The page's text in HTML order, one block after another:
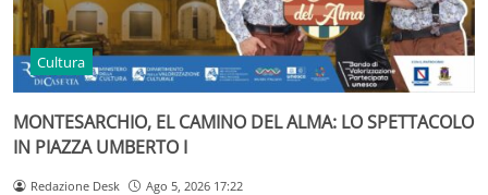
Cultura
MONTESARCHIO, EL CAMINO DEL ALMA: LO SPETTACOLO
IN PIAZZA UMBERTO I
Redazione Desk Ago 5, 2026 17:22